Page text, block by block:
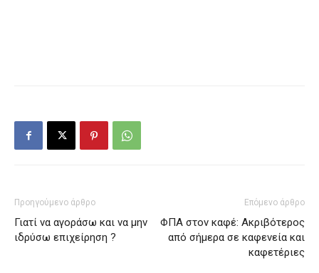
Προηγούμενο άρθρο
Γιατί να αγοράσω και να μην
ιδρύσω επιχείρηση ?
Επόμενο άρθρο
ΦΠΑ στον καφέ: Ακριβότερος
από σήμερα σε καφενεία και
καφετέριες